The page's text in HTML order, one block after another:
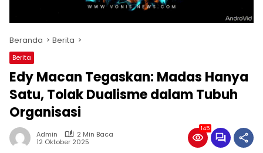
Beranda Berita
Berita
Edy Macan Tegaskan: Madas Hanya
Satu, Tolak Dualisme dalam Tubuh
Organisasi
Admin
2 Min Baca
12 Oktober 2025
145